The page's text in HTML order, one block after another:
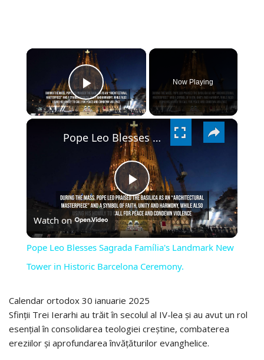
×
PLAY
VIDEO
Now Playing
×
PLAY
VIDEO
Pope Leo Blesses Sagrada Família's Landmark New Tower in Historic Barcelona Ceremony.
Watch on
Pope Leo Blesses Sagrada Família's Landmark New
Tower in Historic Barcelona Ceremony.
Calendar ortodox 30 ianuarie 2025
Sfinții Trei Ierarhi au trăit în secolul al IV-lea și au avut un rol
esențial în consolidarea teologiei creștine, combaterea
ereziilor și aprofundarea învățăturilor evanghelice.